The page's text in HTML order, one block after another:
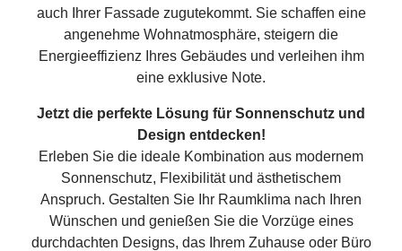
auch Ihrer Fassade zugutekommt. Sie schaffen eine
angenehme Wohnatmosphäre, steigern die
Energieeffizienz Ihres Gebäudes und verleihen ihm
eine exklusive Note.
Jetzt die perfekte Lösung für Sonnenschutz und
Design entdecken!
Erleben Sie die ideale Kombination aus modernem
Sonnenschutz, Flexibilität und ästhetischem
Anspruch. Gestalten Sie Ihr Raumklima nach Ihren
Wünschen und genießen Sie die Vorzüge eines
durchdachten Designs, das Ihrem Zuhause oder Büro